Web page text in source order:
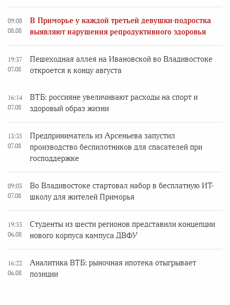
09:08
08.08
В Приморье у каждой третьей девушки-подростка
выявляют нарушения репродуктивного здоровья
19:37
07.08
Пешеходная аллея на Ивановской во Владивостоке
откроется к концу августа
16:14
07.08
ВТБ: россияне увеличивают расходы на спорт и
здоровый образ жизни
13:35
07.08
Предприниматель из Арсеньева запустил
производство беспилотников для спасателей при
господдержке
09:03
07.08
Во Владивостоке стартовал набор в бесплатную ИТ-
школу для жителей Приморья
19:55
06.08
Студенты из шести регионов представили концепции
нового корпуса кампуса ДВФУ
16:22
06.08
Аналитика ВТБ: рыночная ипотека отыгрывает
позиции